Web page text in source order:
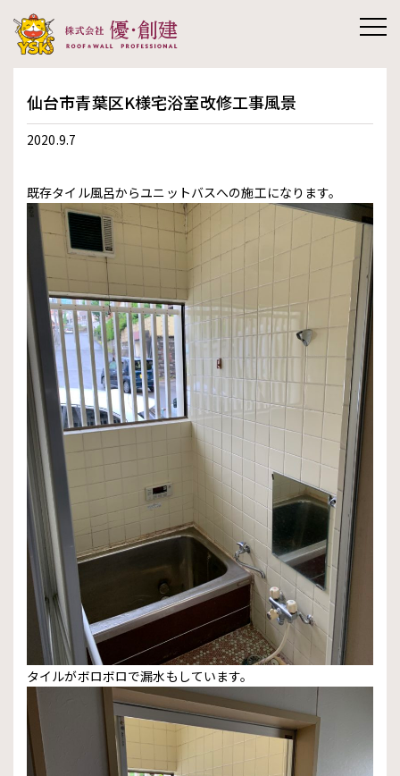
株式会社優創
建
仙台市青葉区K様宅浴室改修工事風景
2020.9.7
既存タイル風呂からユニットバスへの施工になります。
タイルがボロボロで漏水もしています。